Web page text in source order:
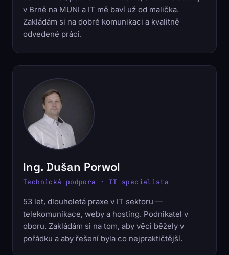
v Brně na MUNI a IT mě baví už od malička.
Zakládám si na dobré komunikaci a kvalitně
odvedené práci.
Ing. Dušan Porwol
Technická podpora · IT specialista
53 let, dlouholetá praxe v IT sektoru —
telekomunikace, weby a hosting. Podnikatel v
oboru. Zakládám si na tom, aby věci běžely v
pořádku a aby řešení byla co nejpraktičtější.